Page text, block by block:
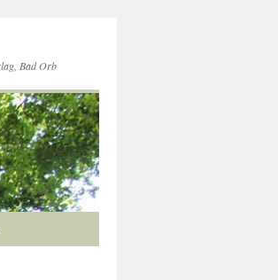
Bad Orb